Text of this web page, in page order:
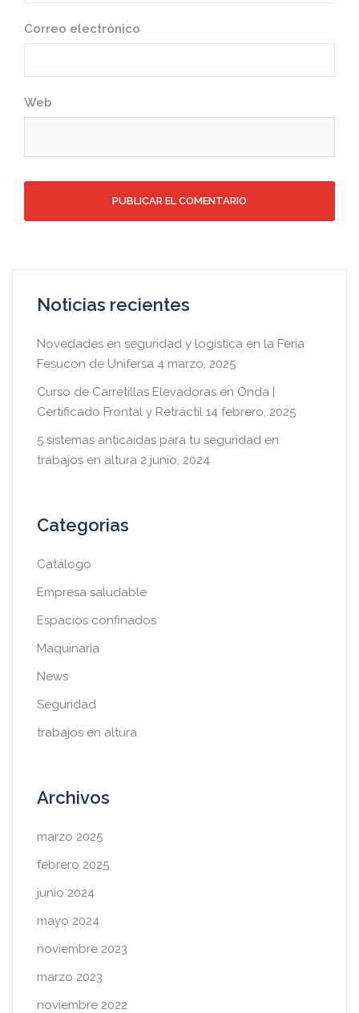
Correo electrónico
Web
Noticias recientes
Novedades en seguridad y logística en la Feria
Fesucon de Unifersa 4 marzo, 2025
Curso de Carretillas Elevadoras en Onda |
Certificado Frontal y Retráctil 14 febrero, 2025
5 sistemas anticaídas para tu seguridad en
trabajos en altura 2 junio, 2024
Categorias
Catálogo
Empresa saludable
Espacios confinados
Maquinaria
News
Seguridad
trabajos en altura
Archivos
marzo 2025
febrero 2025
junio 2024
mayo 2024
noviembre 2023
marzo 2023
noviembre 2022